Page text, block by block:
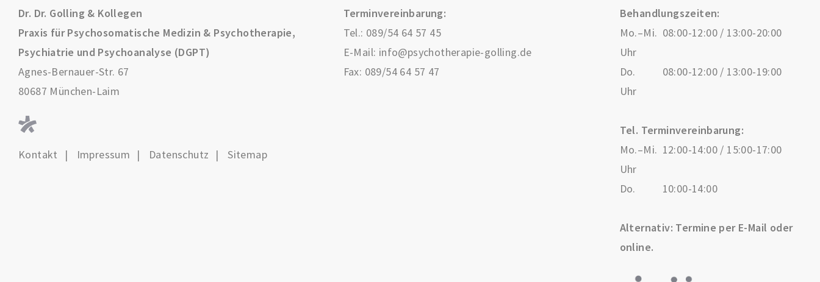
Dr. Dr. Golling & Kollegen
Praxis für Psychosomatische Medizin & Psychotherapie,
Psychiatrie und Psychoanalyse (DGPT)
Agnes-Bernauer-Str. 67
80687 München-Laim
Kontakt Impressum Datenschutz Sitemap
Terminvereinbarung:
Tel.: 089/54 64 57 45
E-Mail: info@psychotherapie-golling.de
Fax: 089/54 64 57 47
Behandlungszeiten:
Mo.–Mi. 08:00-12:00 / 13:00-20:00
Uhr
Do.
08:00-12:00 / 13:00-19:00
Uhr
Tel. Terminvereinbarung:
Mo.–Mi. 12:00-14:00 / 15:00-17:00
Uhr
Do.
10:00-14:00
Alternativ: Termine per E-Mail oder
online.